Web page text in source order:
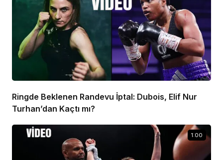
Ringde Beklenen Randevu İptal: Dubois, Elif Nur
Turhan’dan Kaçtı mı?
1:00